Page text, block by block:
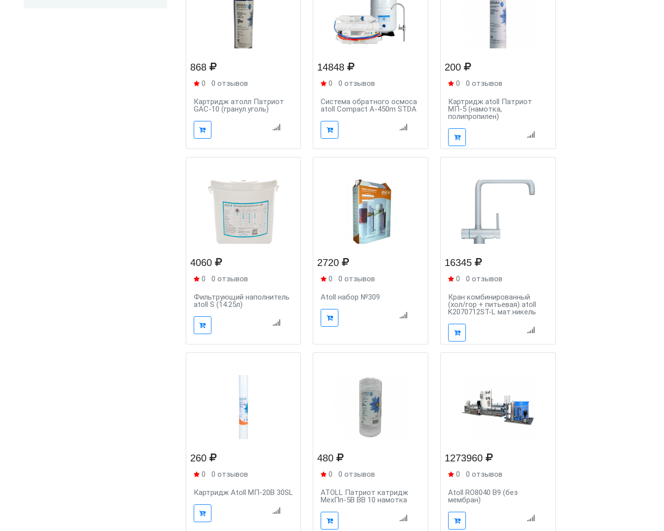
868
0 0 отзывов
Картридж атолл Патриот
GAC-10 (гранул.уголь)
14848
0 0 отзывов
Система обратного осмоса
atoll Compact A-450m STDA
200
0 0 отзывов
Картридж atoll Патриот
МП-5 (намотка,
полипропилен)
4060
0 0 отзывов
Фильтрующий наполнитель
atoll S (14.25л)
2720
0 0 отзывов
Atoll набор №309
16345
0 0 отзывов
Кран комбинированный
(хол/гор + питьевая) atoll
K2070712ST-L мат.никель
260
0 0 отзывов
Картридж Atoll МП-20В 30SL
480
0 0 отзывов
ATOLL Патриот катридж
МехПп-5В ВВ 10 намотка
1273960
0 0 отзывов
Atoll RO8040 B9 (без
мембран)